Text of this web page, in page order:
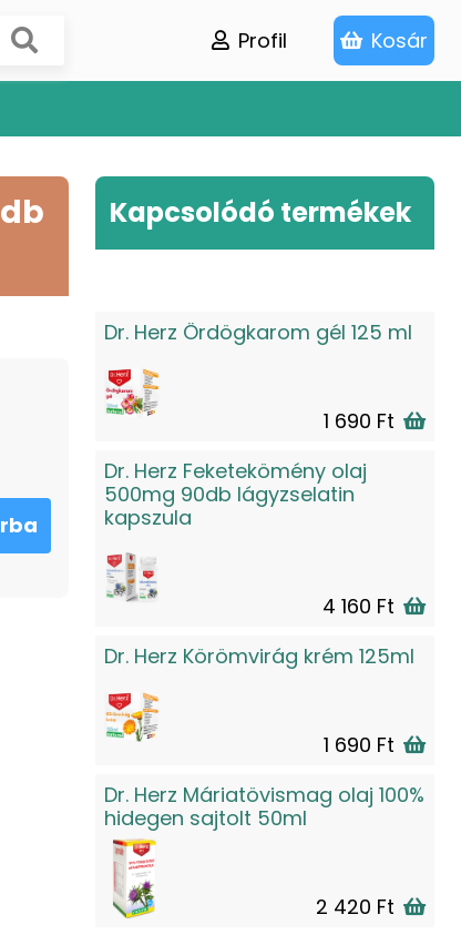
Profil Kosár
Kapcsolódó termékek
Dr. Herz Ördögkarom gél 125 ml
1 690 Ft
Dr. Herz Feketekömény olaj
500mg 90db lágyzselatin
kapszula
4 160 Ft
Dr. Herz Körömvirág krém 125ml
1 690 Ft
Dr. Herz Máriatövismag olaj 100%
hidegen sajtolt 50ml
2 420 Ft